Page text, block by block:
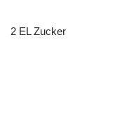
2 EL Zucker